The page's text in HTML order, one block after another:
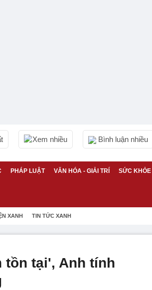
Xem nhiều Bình luận nhiều
PHÁP LUẬT VĂN HÓA - GIẢI TRÍ SỨC KHỎE
XANH TIN TỨC XANH
tồn tại', Anh tính